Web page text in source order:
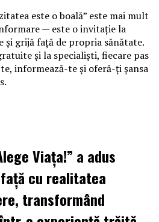
este o boală” este mai mult
— este o invitație la
și grijă față de propria sănătate.
și la specialiști, fiecare pas
informează-te și oferă-ți șansa
Viața!” a adus
cu realitatea
transformând